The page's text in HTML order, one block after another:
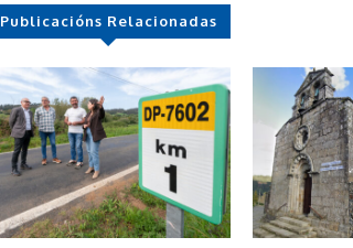
Publicacións Relacionadas